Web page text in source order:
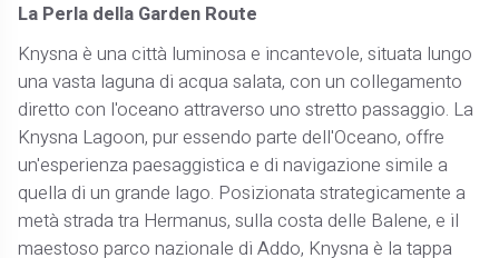
La Perla della Garden Route
Knysna è una città luminosa e incantevole, situata lungo
una vasta laguna di acqua salata, con un collegamento
diretto con l'oceano attraverso uno stretto passaggio. La
Knysna Lagoon, pur essendo parte dell'Oceano, offre
un'esperienza paesaggistica e di navigazione simile a
quella di un grande lago. Posizionata strategicamente a
metà strada tra Hermanus, sulla costa delle Balene, e il
maestoso parco nazionale di Addo, Knysna è la tappa